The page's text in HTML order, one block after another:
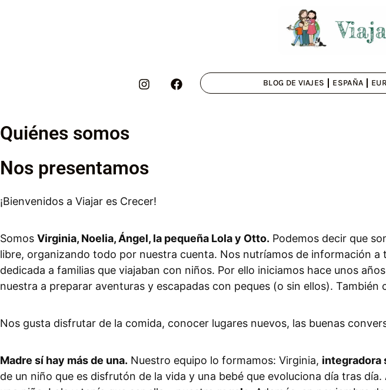
BLOG DE VIAJES ESPAÑA
Quiénes somos
Nos presentamos
¡Bienvenidos a Viajar es Crecer!
Somos Virginia, Noelia, Ángel, la pequeña Lola y Otto. Podemos decir que
libre, organizando todo por nuestra cuenta. Nos nutríamos de información
dedicada a familias que viajaban con niños. Por ello iniciamos hace unos
nuestra a preparar aventuras y escapadas con peques (o sin ellos).
Nos gusta disfrutar de la comida, conocer lugares nuevos, las buenas
Madre sí hay más de una. Nuestro equipo lo formamos: Virginia, integradora
de un niño que es disfrutón de la vida y una bebé que evoluciona día tras